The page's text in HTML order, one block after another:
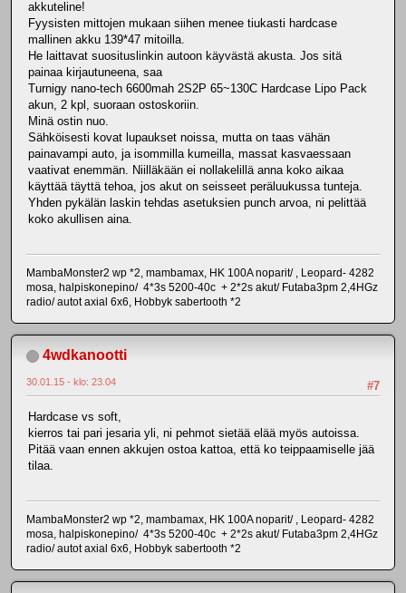
akkuteline!
Fyysisten mittojen mukaan siihen menee tiukasti hardcase
mallinen akku 139*47 mitoilla.
He laittavat suosituslinkin autoon käyvästä akusta. Jos sitä
painaa kirjautuneena, saa
Turnigy nano-tech 6600mah 2S2P 65~130C Hardcase Lipo Pack
akun, 2 kpl, suoraan ostoskoriin.
Minä ostin nuo.
Sähköisesti kovat lupaukset noissa, mutta on taas vähän
painavampi auto, ja isommilla kumeilla, massat kasvaessaan
vaativat enemmän. Niilläkään ei nollakelillä anna koko aikaa
käyttää täyttä tehoa, jos akut on seisseet peräluukussa tunteja.
Yhden pykälän laskin tehdas asetuksien punch arvoa, ni pelittää
koko akullisen aina.
MambaMonster2 wp *2, mambamax, HK 100A noparit/ , Leopard- 4282
mosa, halpiskonepino/ 4*3s 5200-40c + 2*2s akut/ Futaba3pm 2,4HGz
radio/ autot axial 6x6, Hobbyk sabertooth *2
4wdkanootti
#7
30.01.15 - klo: 23.04
Hardcase vs soft,
kierros tai pari jesaria yli, ni pehmot sietää elää myös autoissa.
Pitää vaan ennen akkujen ostoa kattoa, että ko teippaamiselle jää
tilaa.
MambaMonster2 wp *2, mambamax, HK 100A noparit/ , Leopard- 4282
mosa, halpiskonepino/ 4*3s 5200-40c + 2*2s akut/ Futaba3pm 2,4HGz
radio/ autot axial 6x6, Hobbyk sabertooth *2